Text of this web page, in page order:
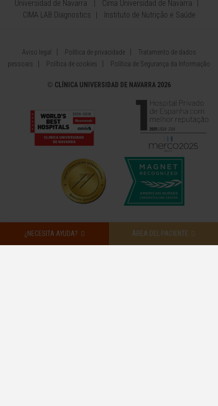
¿NECESITA AYUDA? ÁREA DEL PACIENTE
Universidad de Navarra
Cima Universidad de Navarra
CIMA LAB Diagnostics
Instituto de Nutrição e Saúde
Aviso legal Política de privacidade
Tratamento de dados
pessoais
Política de cookies Política de Segurança da Informação
© CLÍNICA UNIVERSIDAD DE NAVARRA 2026